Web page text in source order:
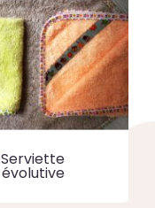
Serviette
évolutive